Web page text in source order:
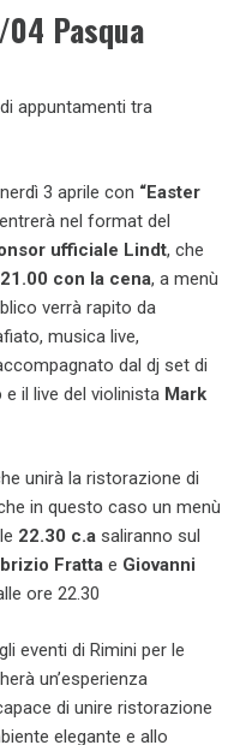
Pasqua
appuntamenti tra
3 aprile con “Easter
nel format del
ufficiale Lindt, che
21.00 con la cena, a menù
verrà rapito da
musica live,
dal dj set di
e il live del violinista Mark
unirà la ristorazione di
in questo caso un menù
22.30 c.a saliranno sul
Fratta e Giovanni
ore 22.30
eventi di Rimini per le
un’esperienza
di unire ristorazione
elegante e allo